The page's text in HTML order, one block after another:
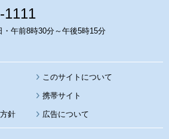
1111
午前8時30分～午後5時15分
このサイトについて
携帯サイト
針 広告について